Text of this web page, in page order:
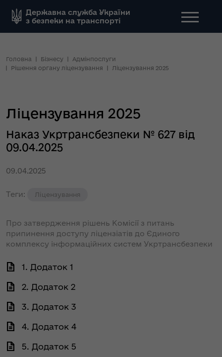
Державна служба України
з безпеки на транспорті
Головна Бізнесу
Адмінпослуги
Рішення органу ліцензування
Ліцензування 2025
Ліцензування 2025
Наказ Укртрансбезпеки № 627 від
09.04.2025
09.04.2025
Теги: Ліцензування
Про затвердження рішень Комісії з питань
припинення доступу ліцензіатів до Єдиного
комплексу інформаційних систем Укртрансбезпеки
1. Додаток 1
2. Додаток 2
3. Додаток 3
4. Додаток 4
5. Додаток 5